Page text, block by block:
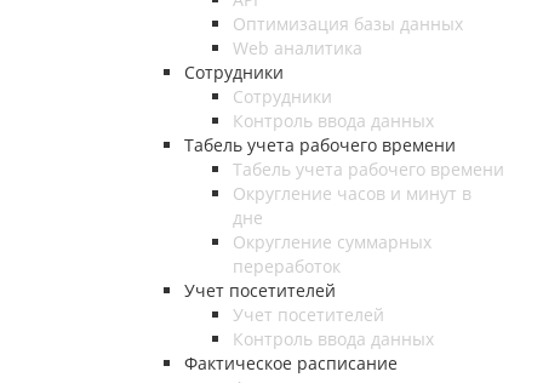
Оптимизация базы данных
Web аналитика
Сотрудники
Сотрудники
Контроль ввода данных
Табель учета рабочего времени
Табель учета рабочего времени
Округление часов и минут в
дне
Округление суммарных
переработок
Учет посетителей
Учет посетителей
Контроль ввода данных
Фактическое расписание